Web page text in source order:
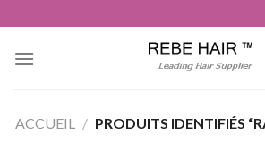
au
contenu
ACCUEIL / PRODUITS IDENTIFIÉS